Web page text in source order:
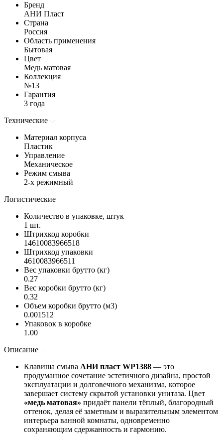
Бренд
АНИ Пласт
Страна
Россия
Область применения
Бытовая
Цвет
Медь матовая
Коллекция
№13
Гарантия
3 года
Технические
Материал корпуса
Пластик
Управление
Механическое
Режим смыва
2-х режимный
Логистические
Количество в упаковке, штук
1 шт.
Штрихкод коробки
14610083966518
Штрихкод упаковки
4610083966511
Вес упаковки брутто (кг)
0.27
Вес коробки брутто (кг)
0.32
Объем коробки брутто (м3)
0.001512
Упаковок в коробке
1.00
Описание
Клавиша смыва АНИ пласт WP1388 — это
продуманное сочетание эстетичного дизайна, простой
эксплуатации и долговечного механизма, которое
завершает систему скрытой установки унитаза. Цвет
«медь матовая» придаёт панели тёплый, благородный
оттенок, делая её заметным и выразительным элементом
интерьера ванной комнаты, одновременно
сохраняющим сдержанность и гармонию.